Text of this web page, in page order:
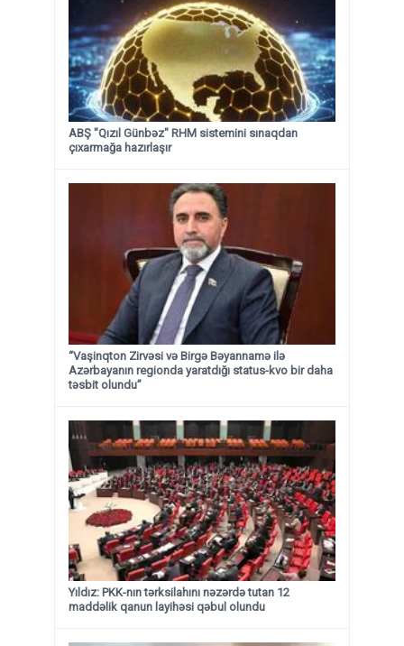
ABŞ "Qızıl Günbəz" RHM sistemini sınaqdan
çıxarmağa hazırlaşır
“Vaşinqton Zirvəsi və Birgə Bəyannamə ilə
Azərbayanın regionda yaratdığı status-kvo bir daha
təsbit olundu”
Yıldız: PKK-nın tərksilahını nəzərdə tutan 12
maddəlik qanun layihəsi qəbul olundu ​​​​​​​